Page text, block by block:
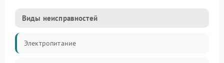
Виды неисправностей
Электропитание